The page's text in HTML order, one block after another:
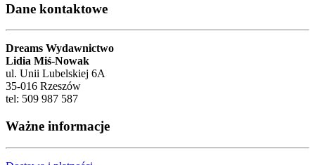
Dane kontaktowe
Dreams Wydawnictwo
Lidia Miś-Nowak
ul. Unii Lubelskiej 6A
35-016 Rzeszów
tel: 509 987 587
Ważne informacje